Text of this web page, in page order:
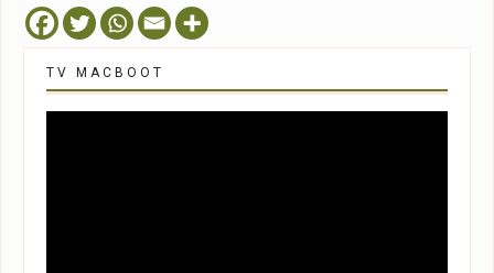
TV MACBOOT